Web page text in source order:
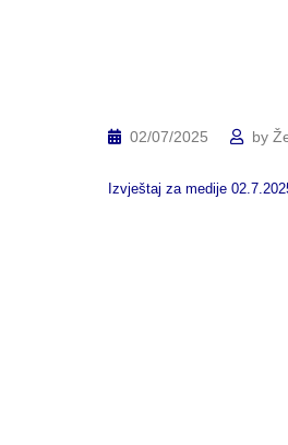
02/07/2025 by
Izvještaj za medije